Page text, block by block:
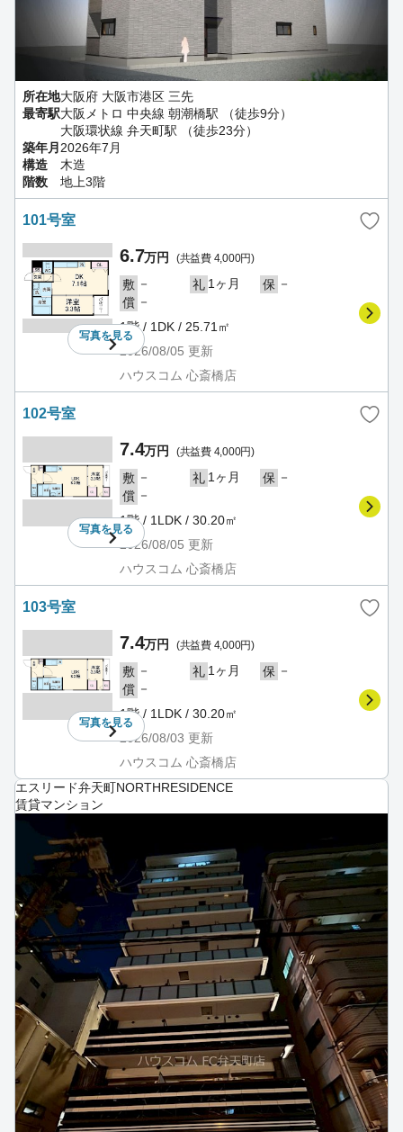
所在地大阪府 大阪市港区 三先
最寄駅大阪メトロ 中央線 朝潮橋駅 （徒歩9分）
大阪環状線 弁天町駅 （徒歩23分）
築年月 2026年7月
構造
木造
階数
地上3階
101号室
写真を見る
6.7万円 (共益費 4,000円)
敷 － 礼 1ヶ月 保 －
償 －
1階 / 1DK / 25.71㎡
2026/08/05 更新
ハウスコム 心斎橋店
102号室
写真を見る
7.4万円 (共益費 4,000円)
敷 － 礼 1ヶ月 保 －
償 －
1階 / 1LDK / 30.20㎡
2026/08/05 更新
ハウスコム 心斎橋店
103号室
写真を見る
7.4万円 (共益費 4,000円)
敷 － 礼 1ヶ月 保 －
償 －
1階 / 1LDK / 30.20㎡
2026/08/03 更新
ハウスコム 心斎橋店
エスリード弁天町NORTHRESIDENCE
賃貸マンション